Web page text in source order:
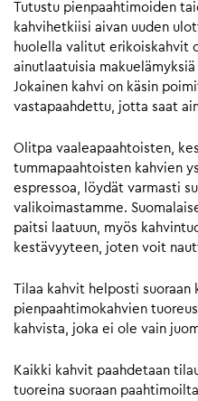
Tutustu pienpaahtimoiden
kahvihetkiisi aivan uuden
huolella valitut erikoiskahvit
ainutlaatuisia
Jokainen kahvi on käsin
vastapaahdettu, jotta saat
Olitpa vaaleapaahtoisten,
tummapaahtoisten kahvien
espressoa, löydät varmasti
valikoimastamme.
paitsi laatuun, myös
kestävyyteen, joten voit
Tilaa kahvit helposti
pienpaahtimokahvien
kahvista, joka ei ole vain
Kaikki kahvit paahdetaan
tuoreina suoraan